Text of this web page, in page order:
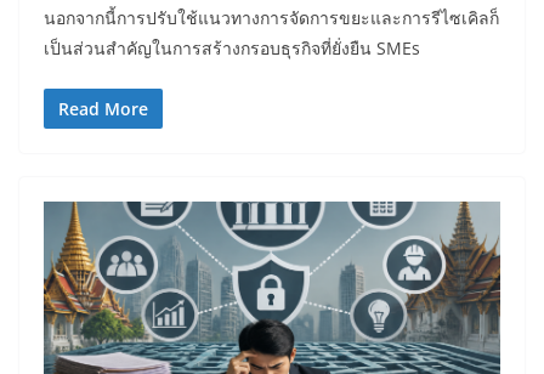
นอกจากนี้การปรับใช้แนวทางการจัดการขยะและการรีไซเคิลก็
เป็นส่วนสำคัญในการสร้างกรอบธุรกิจที่ยั่งยืน SMEs
Read More